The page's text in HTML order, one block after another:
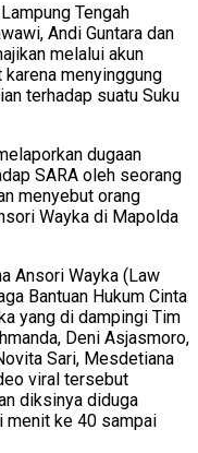
Tengah
Andi Guntara dan
melalui akun
menyinggung
terhadap suatu Suku
dugaan
SARA oleh seorang
menyebut orang
Wayka di Mapolda
Ansori Wayka (Law
Bantuan Hukum Cinta
yang di dampingi Tim
Deni Asjasmoro,
Sari, Mesdetiana
viral tersebut
diksinya diduga
menit ke 40 sampai